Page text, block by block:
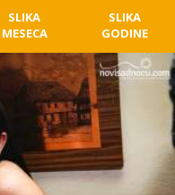
SLIKA
MESECA
SLIKA
GODINE